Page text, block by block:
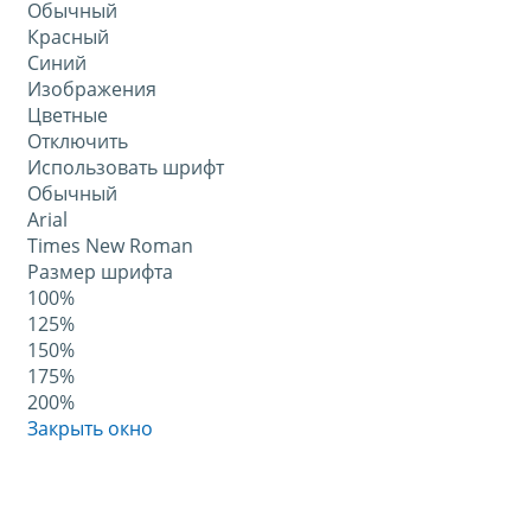
Обычный
Красный
Синий
Изображения
Цветные
Отключить
Использовать шрифт
Обычный
Arial
Times New Roman
Размер шрифта
100%
125%
150%
175%
200%
Закрыть окно